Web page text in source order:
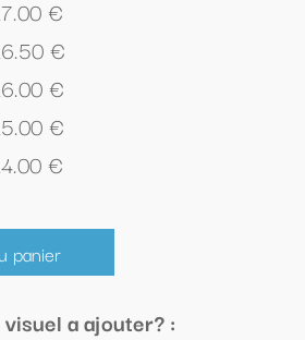
€
€
€
€
€
panier
a ajouter? :